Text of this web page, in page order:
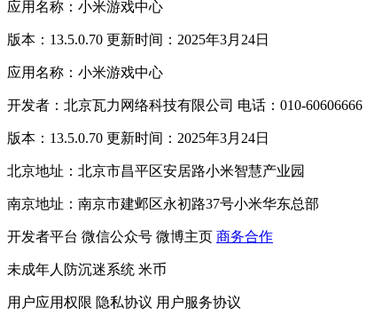
应用名称：小米游戏中心
版本：13.5.0.70 更新时间：2025年3月24日
应用名称：小米游戏中心
开发者：北京瓦力网络科技有限公司 电话：010-60606666
版本：13.5.0.70 更新时间：2025年3月24日
北京地址：北京市昌平区安居路小米智慧产业园
南京地址：南京市建邺区永初路37号小米华东总部
开发者平台 微信公众号 微博主页 商务合作
未成年人防沉迷系统 米币
用户应用权限 隐私协议 用户服务协议